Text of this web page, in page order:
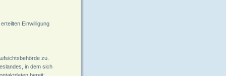
Einwilligung
zu.
in dem sich